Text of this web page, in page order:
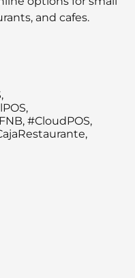
and cafes.
#CloudPOS,